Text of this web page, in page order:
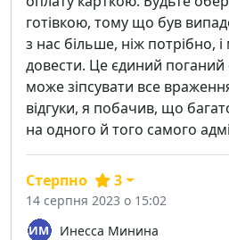
готівкою, тому що був
з нас більше, ніж потрібно,
довести. Це єдиний поганий
може зіпсувати все
відгуки, я побачив, що
на одного й того самого
Инесса Минина
Стерпно 3
14 серпня 2023 о 15:02